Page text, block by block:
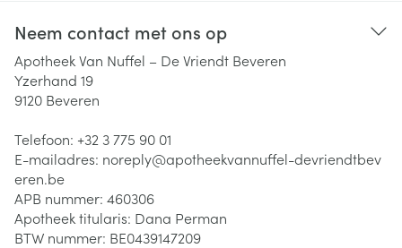
Neem contact met ons op
Apotheek Van Nuffel – De Vriendt Beveren
Yzerhand 19
9120 Beveren
Telefoon: +32 3 775 90 01
E-mailadres: noreply@apotheekvannuffel-devriendtbev
eren.be
APB nummer: 460306
Apotheek titularis: Dana Perman
BTW nummer: BE0439147209